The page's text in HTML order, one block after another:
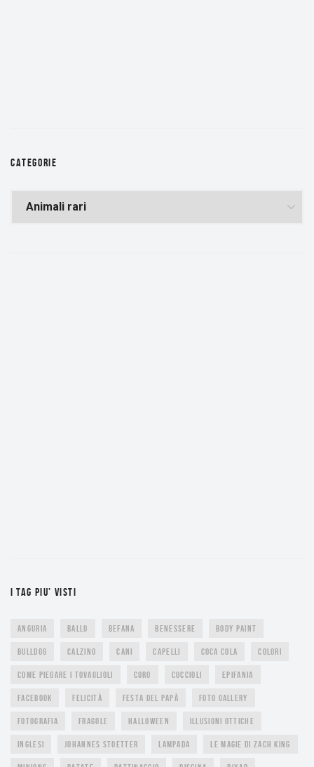
CATEGORIE
I TAG PIU’ VISTI
ANGURIA BALLO BEFANA BENESSERE BODY PAINT
BULLDOG CALZINO CANI CAPELLI COCA COLA COLORI
COME PIEGARE I TOVAGLIOLI CORO CUCCIOLI EPIFANIA
FACEBOOK FELICITÀ FESTA DEL PAPÀ FOTO GALLERY
FOTOGRAFIA FRAGOLE HALLOWEEN ILLUSIONI OTTICHE
INGLESI JOHANNES STOETTER LAMPADA LE MAGIE DI ZACH KING